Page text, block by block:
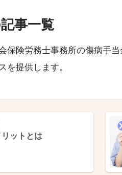
事一覧
保険労務士事務所の傷病手
を提供します。
ットとは